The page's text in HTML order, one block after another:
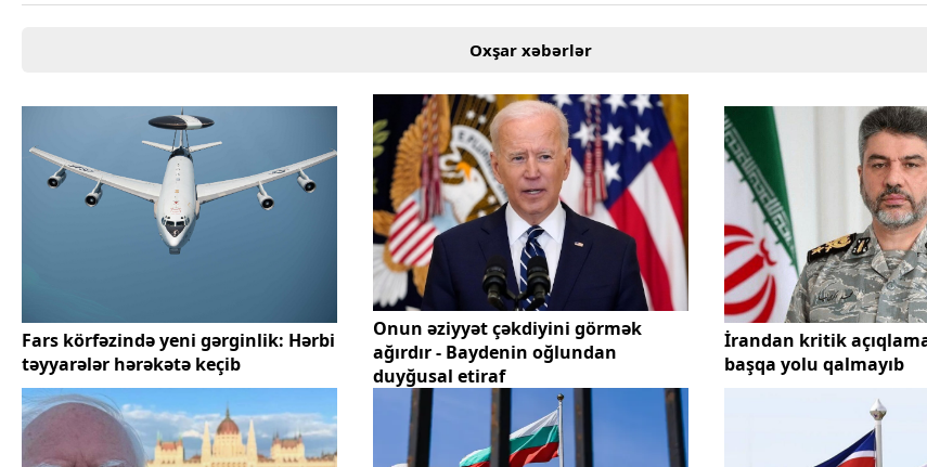
Oxşar xəbərlər
Fars körfəzində yeni gərginlik: Hərbi
təyyarələr hərəkətə keçib
Onun əziyyət çəkdiyini görmək
ağırdır - Baydenin oğlundan
duyğusal etiraf
İrandan kritik
başqa yolu qalmayıb